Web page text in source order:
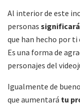
Al interior de este
personas
que han hecho por ti
Es una forma de
personajes del
Igualmente de
que aumentará tu